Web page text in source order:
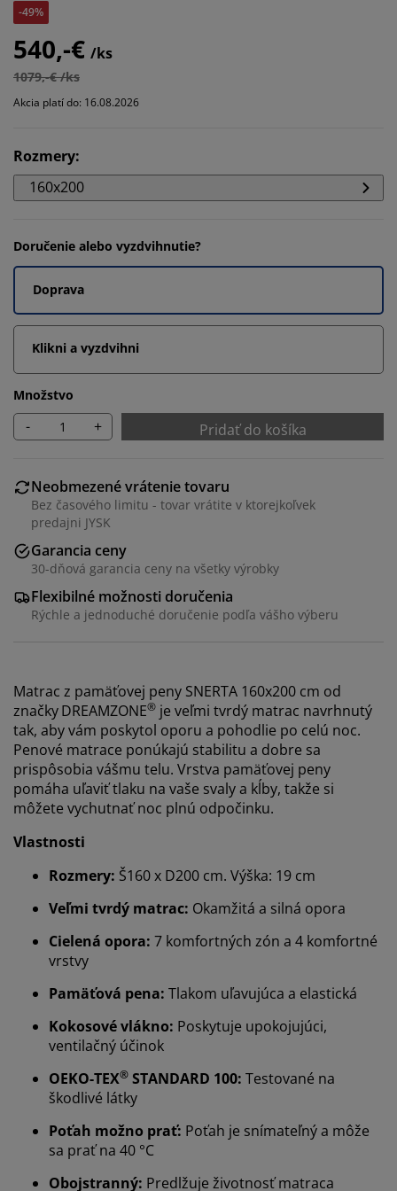
-49%
540,-€ /ks
1079,-€ /ks
Akcia platí do: 16.08.2026
Rozmery:
160x200
Doručenie alebo vyzdvihnutie?
Doprava
Klikni a vyzdvihni
Množstvo
- + Pridať do košíka
Neobmezené vrátenie tovaru
Bez časového limitu - tovar vrátite v ktorejkoľvek
predajni JYSK
Garancia ceny
30-dňová garancia ceny na všetky výrobky
Flexibilné možnosti doručenia
Rýchle a jednoduché doručenie podľa vášho výberu
Matrac z pamäťovej peny SNERTA 160x200 cm od
značkyDREAMZONE® je veľmi tvrdý matrac navrhnutý
tak, aby vám poskytol oporu a pohodlie po celú noc.
Penové matrace ponúkajú stabilitu a dobre sa
prispôsobia vášmu telu. Vrstva pamäťovej peny
pomáha uľaviť tlaku na vaše svaly a kĺby, takže si
môžete vychutnať noc plnú odpočinku.
Vlastnosti
Rozmery: Š160 x D200 cm. Výška: 19 cm
Veľmi tvrdý matrac: Okamžitá a silná opora
Cielená opora: 7 komfortných zón a 4 komfortné
vrstvy
Pamäťová pena: Tlakom uľavujúca a elastická
Kokosové vlákno: Poskytuje upokojujúci,
ventilačný účinok
OEKO-TEX® STANDARD 100: Testované na
škodlivé látky
Poťah možno prať: Poťah je snímateľný a môže
sa prať na 40 °C
Obojstranný: Predlžuje životnosť matraca